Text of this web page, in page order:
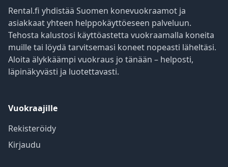
Rental.fi yhdistää Suomen konevuokraamot ja
asiakkaat yhteen helppokäyttöeseen palveluun.
Tehosta kalustosi käyttöastetta vuokraamalla koneita
muille tai löydä tarvitsemasi koneet nopeasti läheltäsi.
Aloita älykkäämpi vuokraus jo tänään – helposti,
läpinäkyvästi ja luotettavasti.
Vuokraajille
Rekisteröidy
Kirjaudu